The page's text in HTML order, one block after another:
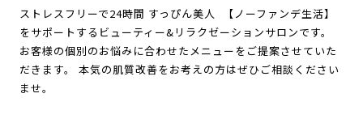
ストレスフリーで24時間 すっぴん美人 【ノーファンデ生活】
をサポートするビューティー&リラクゼーションサロンです。
お客様の個別のお悩みに合わせたメニューをご提案させていた
だきます。 本気の肌質改善をお考えの方はぜひご相談ください
ませ。